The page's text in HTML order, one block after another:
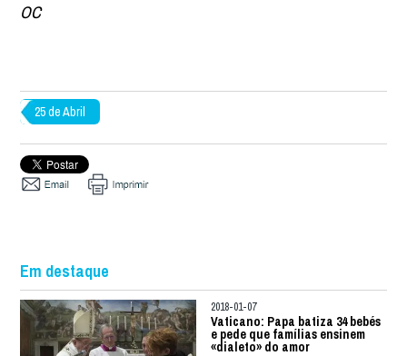
OC
25 de Abril
Em destaque
2018-01-07
Vaticano: Papa batiza 34 bebés
e pede que famílias ensinem
«dialeto» do amor